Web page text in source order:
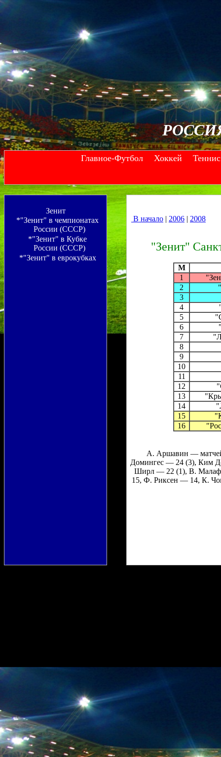
Главное-Футбол-- Хоккей Теннис
Зенит
*"Зенит" в чемпионатах
России (СССР)
*"Зенит" в Кубке
России (СССР)
*"Зенит" в еврокубках
В начало | 2006 | 2008
"Зенит"
M
1
2
3
4
5
6
7
8
9
10
11
12
13
14
15
16
А. Аршавин —
Домингес — 24 (3), Ким
Ширл — 22 (1), В.
15, Ф. Риксен — 14, К.